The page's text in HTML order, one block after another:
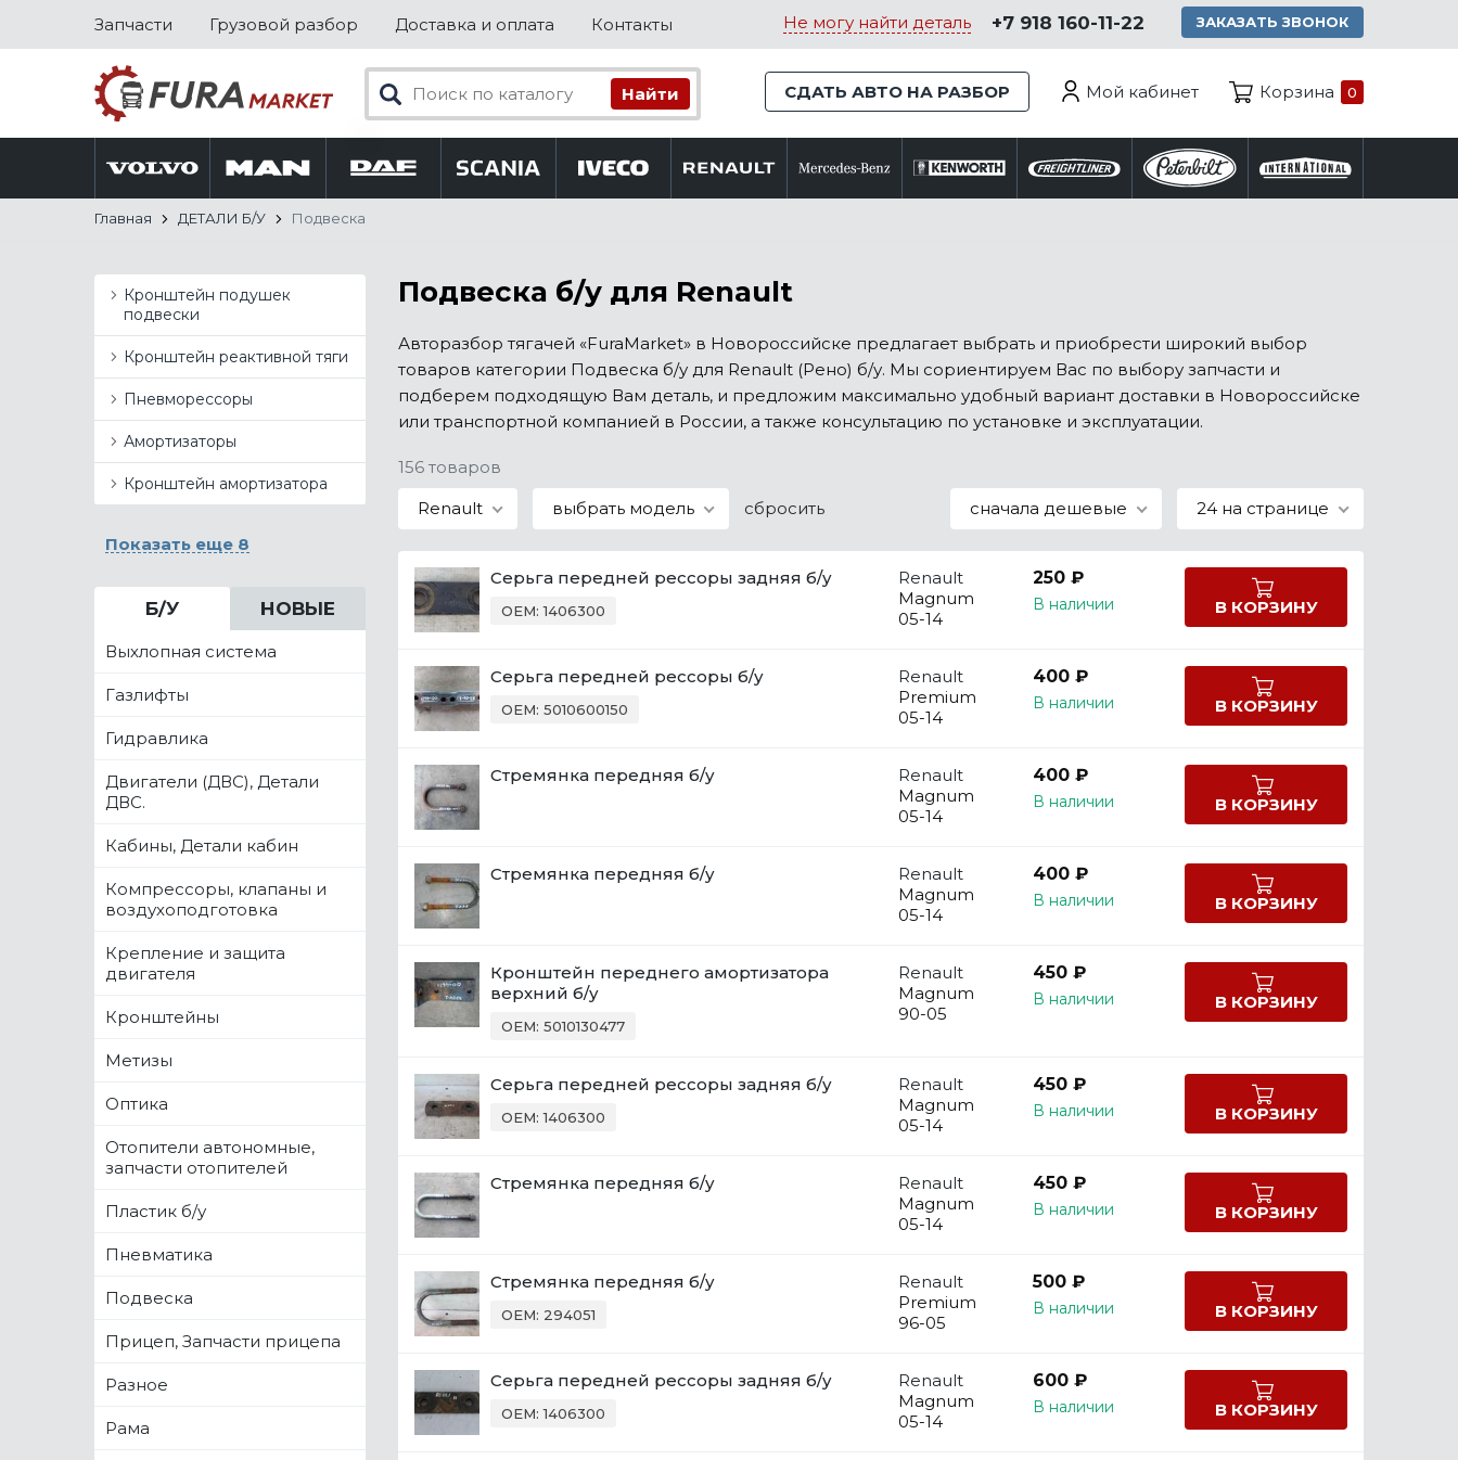
Запчасти Грузовой разбор Доставка и оплата Контакты Не могу найти деталь +7 918 160-11-22 ЗАКАЗАТЬ ЗВОНОК
СДАТЬ АВТО НА РАЗБОР Мой кабинет Корзина 0
Главная ДЕТАЛИ Б/У Подвеска
Кронштейн подушек
подвески
Кронштейн реактивной тяги
Пневморессоры
Амортизаторы
Кронштейн амортизатора
Показать еще 8
Б/У НОВЫЕ
Выхлопная система
Газлифты
Гидравлика
Двигатели (ДВС), Детали
ДВС.
Кабины, Детали кабин
Компрессоры, клапаны и
воздухоподготовка
Крепление и защита
двигателя
Кронштейны
Метизы
Оптика
Отопители автономные,
запчасти отопителей
Пластик б/у
Пневматика
Подвеска
Прицеп, Запчасти прицепа
Разное
Рама
Подвеска б/у для Renault
Авторазбор тягачей «FuraMarket» в Новороссийске предлагает выбрать и приобрести широкий выбор
товаров категории Подвеска б/у для Renault (Рено) б/у. Мы сориентируем Вас по выбору запчасти и
подберем подходящую Вам деталь, и предложим максимально удобный вариант доставки в Новороссийске
или транспортной компанией в России, а также консультацию по установке и эксплуатации.
156 товаров
Renault
выбрать модель сбросить сначала дешевые 24 на странице
Серьга передней рессоры задняя б/у
OEM: 1406300
Renault
Magnum
05-14
250 ₽
В наличии В КОРЗИНУ
Серьга передней рессоры б/у
OEM: 5010600150
Renault
Premium
05-14
400 ₽
В наличии В КОРЗИНУ
Стремянка передняя б/у
Renault
Magnum
05-14
400 ₽
В наличии В КОРЗИНУ
Стремянка передняя б/у
Renault
Magnum
05-14
400 ₽
В наличии В КОРЗИНУ
Кронштейн переднего амортизатора
верхний б/у
OEM: 5010130477
Renault
Magnum
90-05
450 ₽
В наличии В КОРЗИНУ
Серьга передней рессоры задняя б/у
OEM: 1406300
Renault
Magnum
05-14
450 ₽
В наличии В КОРЗИНУ
Стремянка передняя б/у
Renault
Magnum
05-14
450 ₽
В наличии В КОРЗИНУ
Стремянка передняя б/у
OEM: 294051
Renault
Premium
96-05
500 ₽
В наличии В КОРЗИНУ
Серьга передней рессоры задняя б/у
OEM: 1406300
Renault
Magnum
05-14
600 ₽
В наличии В КОРЗИНУ